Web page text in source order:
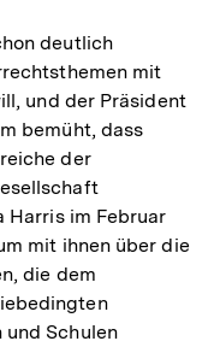
deutlich
mit
und der Präsident
bemüht, dass
der
Harris im Februar
mit ihnen über die
die dem
Schulen